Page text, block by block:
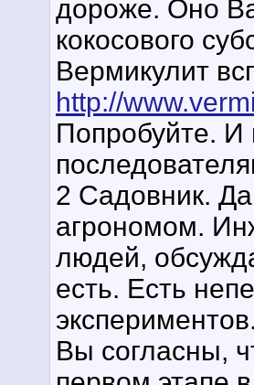
дороже. Оно
кокосового
Вермикулит
http://
Попробуйте. И
2 Садовник.
агрономом.
людей,
есть. Есть
Вы согласны,